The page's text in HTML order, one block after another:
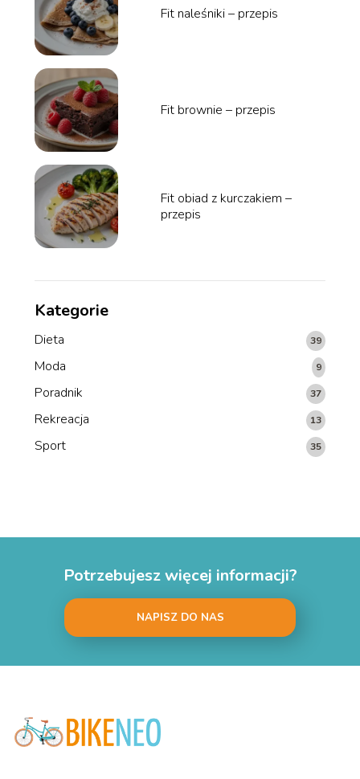
Fit naleśniki – przepis
Fit brownie – przepis
Fit obiad z kurczakiem –
przepis
Kategorie
Dieta 39
Moda 9
Poradnik 37
Rekreacja 13
Sport 35
Potrzebujesz więcej informacji?
NAPISZ DO NAS